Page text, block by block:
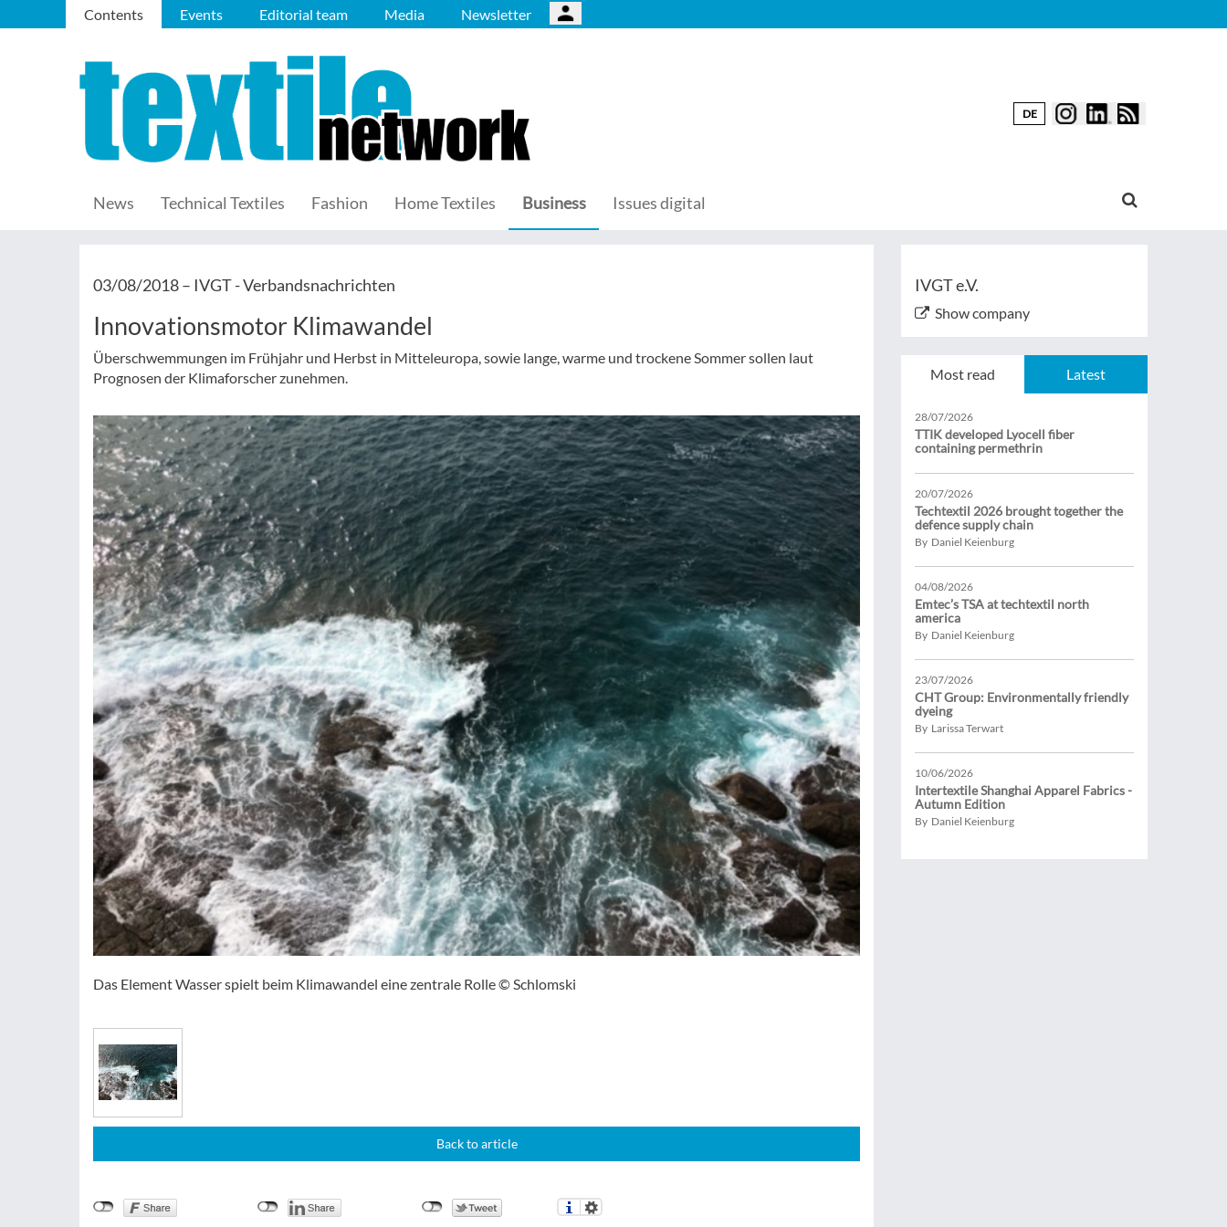
Contents Events Editorial team Media Newsletter
DE
News Technical Textiles Fashion Home Textiles Business Issues digital
03/08/2018 – IVGT - Verbandsnachrichten
Innovationsmotor Klimawandel
Überschwemmungen im Frühjahr und Herbst in Mitteleuropa, sowie lange, warme und trockene Sommer sollen laut
Prognosen der Klimaforscher zunehmen.
Das Element Wasser spielt beim Klimawandel eine zentrale Rolle © Schlomski
Back to article
IVGT e.V.
Show company
Most read Latest
28/07/2026
TTIK developed Lyocell fiber
containing permethrin
20/07/2026
Techtextil 2026 brought together the
defence supply chain
By Daniel Keienburg
04/08/2026
Emtec’s TSA at techtextil north
america
By Daniel Keienburg
23/07/2026
CHT Group: Environmentally friendly
dyeing
By Larissa Terwart
10/06/2026
Intertextile Shanghai Apparel Fabrics -
Autumn Edition
By Daniel Keienburg